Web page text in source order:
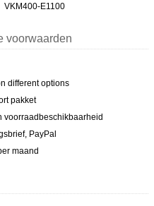
VKM400-E1100
voorwaarden
different options
pakket
voorraadbeschikbaarheid
PayPal
maand